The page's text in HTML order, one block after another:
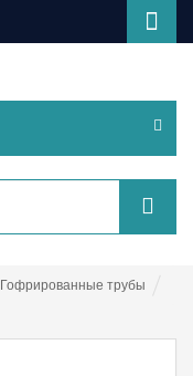
Гофрированные трубы